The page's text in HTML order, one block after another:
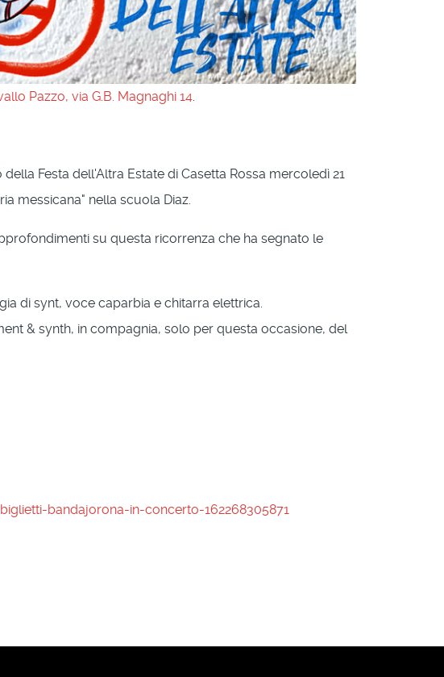
Pazzo, via G.B. Magnaghi 14.
Festa dell'Altra Estate di Casetta Rossa mercoledì 21
messicana" nella scuola Diaz.
su questa ricorrenza che ha segnato le
di synt, voce caparbia e chitarra elettrica.
& synth, in compagnia, solo per questa occasione, del
bandajorona-in-concerto-162268305871